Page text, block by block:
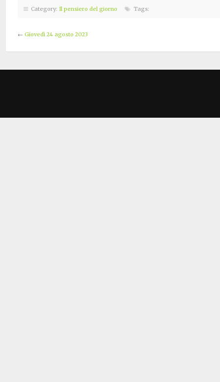
Category: Il pensiero del giorno Tags:
← Giovedì 24 agosto 2023